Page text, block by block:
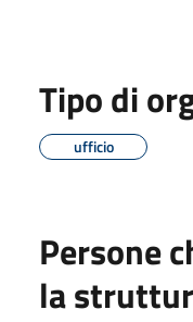
Tipo di
ufficio
Persone
la